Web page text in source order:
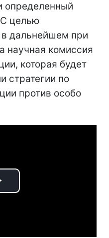
определенный
С целью
в дальнейшем при
научная комиссия
которая будет
стратегии по
против особо